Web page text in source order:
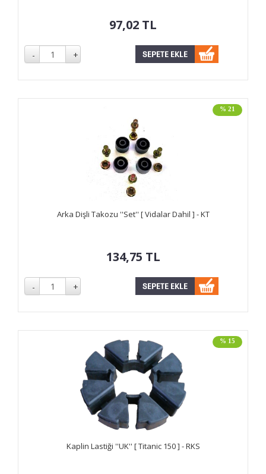
97,02 TL
% 21
Arka Dişli Takozu ''Set'' [ Vidalar Dahil ] - KT
134,75 TL
% 15
Kaplin Lastiği ''UK'' [ Titanic 150 ] - RKS